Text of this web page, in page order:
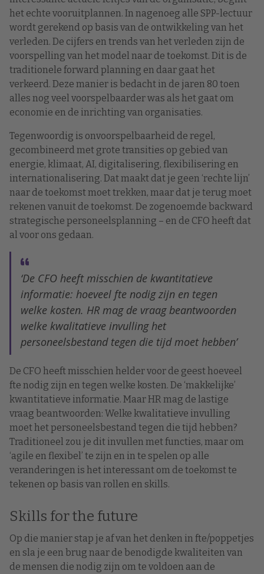
het echte vooruitplannen. In nagenoeg alle SPP-lectuur
wordt gerekend op basis van de ontwikkeling van het
verleden. De cijfers en trends van het verleden zijn de
voorspelling van het model naar de toekomst. Dit is de
traditionele forward planning en daar gaat het
verkeerd. Deze manier is bedacht in de jaren 80 toen
alles nog veel voorspelbaarder was als het gaat om
economie en de inrichting van organisaties.
Tegenwoordig is onvoorspelbaarheid de regel,
gecombineerd met grote transities op gebied van
energie, klimaat, AI, digitalisering, flexibilisering en
internationalisering. Dat maakt dat je geen ‘rechte lijn’
naar de toekomst moet trekken, maar dat je terug moet
rekenen vanuit de toekomst. De zogenoemde backward
strategische personeelsplanning – en de CFO heeft dat
al voor ons gedaan.
‘De CFO heeft misschien de kwantitatieve
informatie: hoeveel fte nodig zijn en tegen
welke kosten. HR mag de vraag beantwoorden
welke kwalitatieve invulling het
personeelsbestand tegen die tijd moet hebben’
De CFO heeft misschien helder voor de geest hoeveel
fte nodig zijn en tegen welke kosten. De ‘makkelijke’
kwantitatieve informatie. Maar HR mag de lastige
vraag beantwoorden: Welke kwalitatieve invulling
moet het personeelsbestand tegen die tijd hebben?
Traditioneel zou je dit invullen met functies, maar om
‘agile en flexibel’ te zijn en in te spelen op alle
veranderingen is het interessant om de toekomst te
tekenen op basis van rollen en skills.
Skills for the future
Op die manier stap je af van het denken in fte/poppetjes
en sla je een brug naar de benodigde kwaliteiten van
de mensen die nodig zijn om te voldoen aan de